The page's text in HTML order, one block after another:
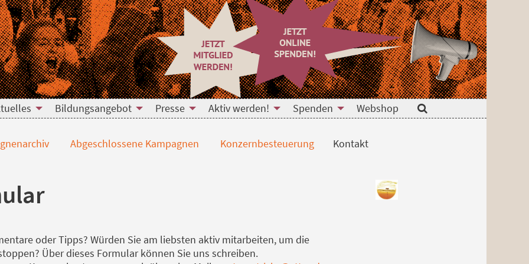
Bildungsangebot Presse Aktiv werden! Spenden Webshop
Abgeschlossene Kampagnen Konzernbesteuerung Kontakt
oder Tipps? Würden Sie am liebsten aktiv mitarbeiten, um die
Über dieses Formular können Sie uns schreiben.